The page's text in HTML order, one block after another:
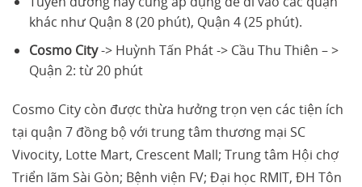
khác như Quận 8 (20 phút), Quận 4 (25 phút).
Cosmo City-> Huỳnh Tấn Phát -> Cầu Thu Thiên – >
Quận 2: từ 20 phút
Cosmo City còn được thừa hưởng trọn vẹn các tiện ích
tại quận 7 đồng bộ với trung tâm thương mại SC
Vivocity, Lotte Mart, Crescent Mall; Trung tâm Hội chợ
Triển lãm Sài Gòn; Bệnh viện FV; Đại học RMIT, ĐH Tôn